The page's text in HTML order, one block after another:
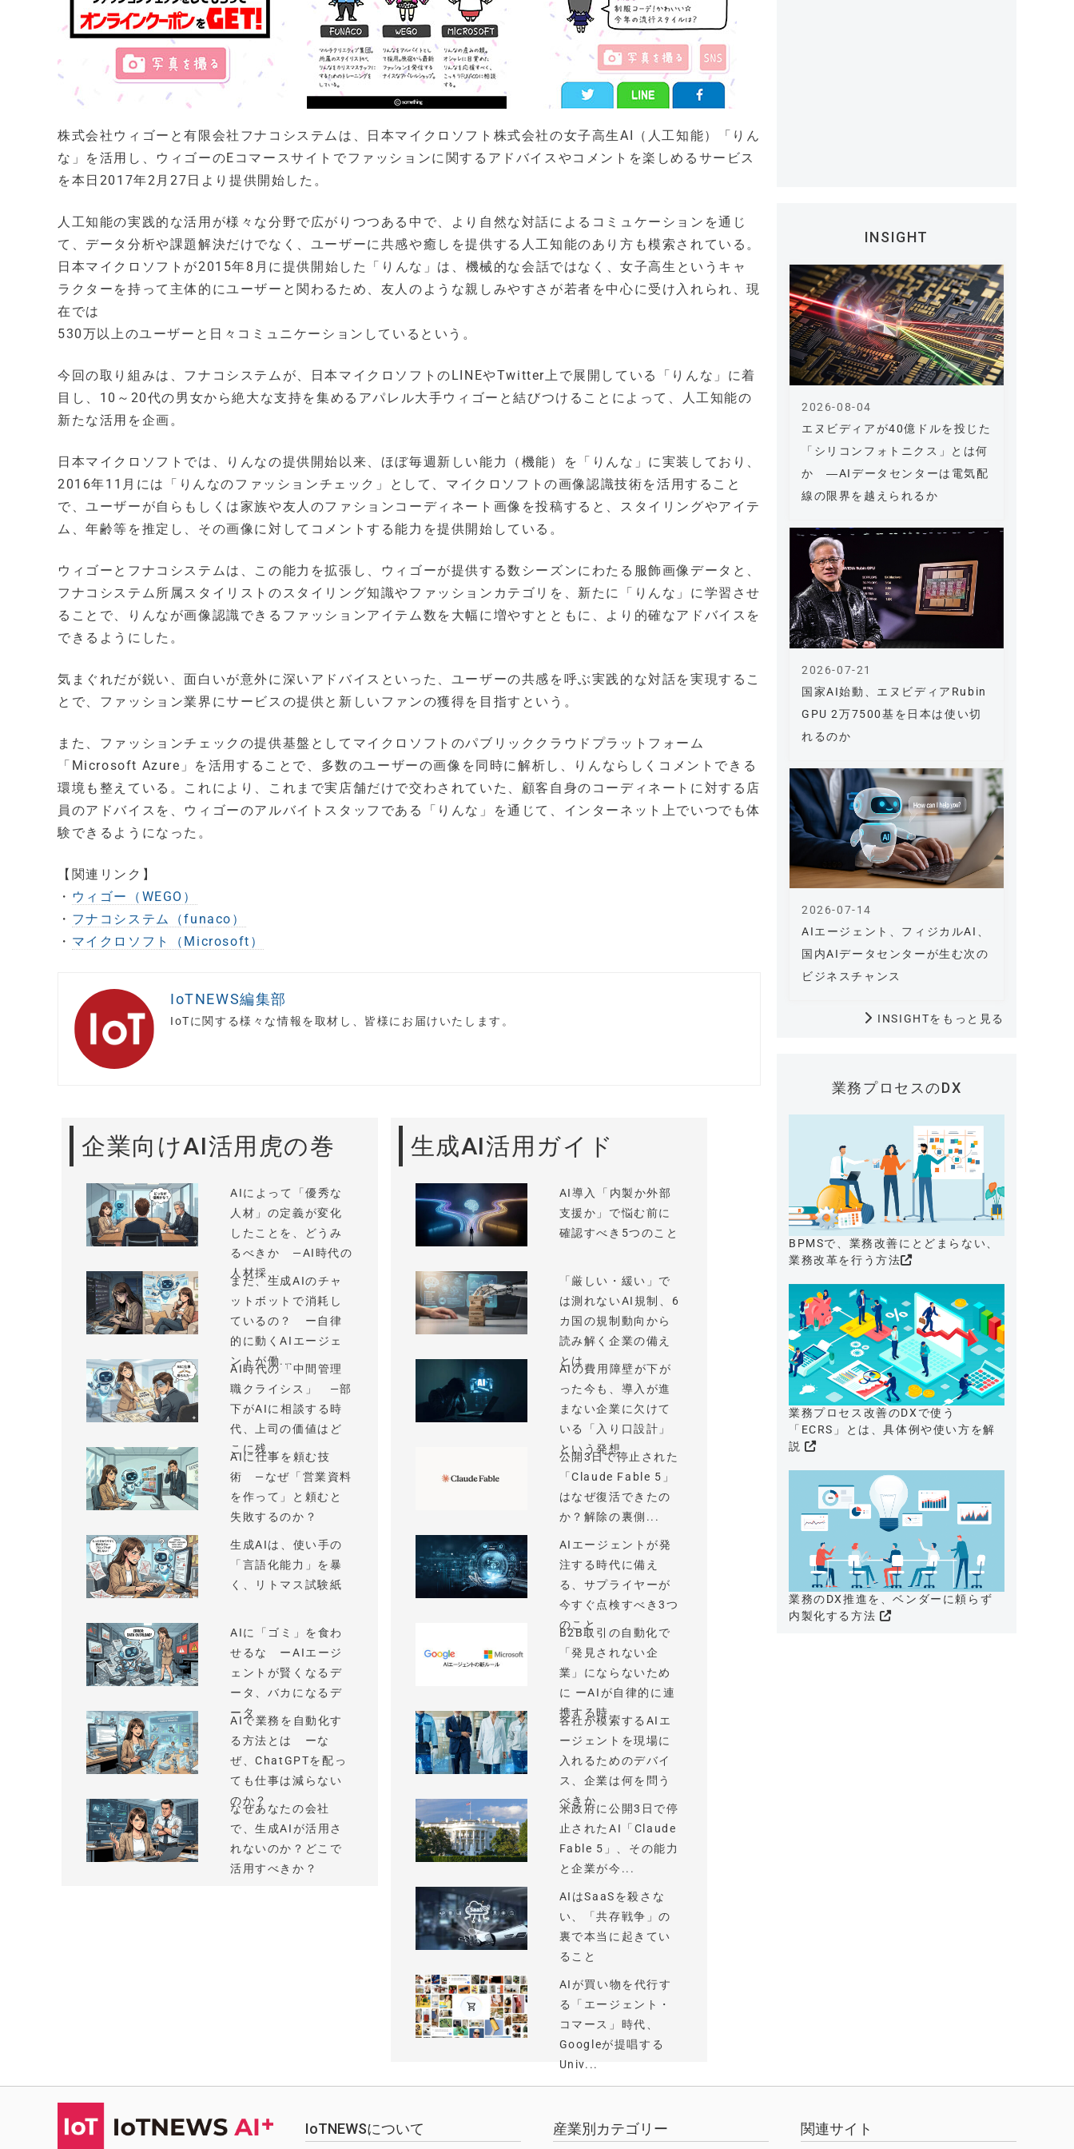
株式会社ウィゴーと有限会社フナコシステムは、日本マイクロソフト株式会社の女子高生AI（人工知能）「りん
な」を活用し、ウィゴーのEコマースサイトでファッションに関するアドバイスやコメントを楽しめるサービス
を本日2017年2月27日より提供開始した。
人工知能の実践的な活用が様々な分野で広がりつつある中で、より自然な対話によるコミュケーションを通じ
て、データ分析や課題解決だけでなく、ユーザーに共感や癒しを提供する人工知能のあり方も模索されている。
日本マイクロソフトが2015年8月に提供開始した「りんな」は、機械的な会話ではなく、女子高生というキャ
ラクターを持って主体的にユーザーと関わるため、友人のような親しみやすさが若者を中心に受け入れられ、現
在では
530万以上のユーザーと日々コミュニケーションしているという。
今回の取り組みは、フナコシステムが、日本マイクロソフトのLINEやTwitter上で展開している「りんな」に着
目し、10～20代の男女から絶大な支持を集めるアパレル大手ウィゴーと結びつけることによって、人工知能の
新たな活用を企画。
日本マイクロソフトでは、りんなの提供開始以来、ほぼ毎週新しい能力（機能）を「りんな」に実装しており、
2016年11月には「りんなのファッションチェック」として、マイクロソフトの画像認識技術を活用すること
で、ユーザーが自らもしくは家族や友人のファションコーディネート画像を投稿すると、スタイリングやアイテ
ム、年齢等を推定し、その画像に対してコメントする能力を提供開始している。
ウィゴーとフナコシステムは、この能力を拡張し、ウィゴーが提供する数シーズンにわたる服飾画像データと、
フナコシステム所属スタイリストのスタイリング知識やファッションカテゴリを、新たに「りんな」に学習させ
ることで、りんなが画像認識できるファッションアイテム数を大幅に増やすとともに、より的確なアドバイスを
できるようにした。
気まぐれだが鋭い、面白いが意外に深いアドバイスといった、ユーザーの共感を呼ぶ実践的な対話を実現するこ
とで、ファッション業界にサービスの提供と新しいファンの獲得を目指すという。
また、ファッションチェックの提供基盤としてマイクロソフトのパブリッククラウドプラットフォーム
「Microsoft Azure」を活用することで、多数のユーザーの画像を同時に解析し、りんならしくコメントできる
環境も整えている。これにより、これまで実店舗だけで交わされていた、顧客自身のコーディネートに対する店
員のアドバイスを、ウィゴーのアルバイトスタッフである「りんな」を通じて、インターネット上でいつでも体
験できるようになった。
【関連リンク】
・ ウィゴー（WEGO）
・ フナコシステム（funaco）
・ マイクロソフト（Microsoft）
IoTNEWS編集部
IoTに関する様々な情報を取材し、皆様にお届けいたします。
企業向けAI活用虎の巻
AIによって「優秀な
人材」の定義が変化
したことを、どうみ
るべきか —AI時代の
人材採...
まだ、生成AIのチャ
ットボットで消耗し
ているの？ ー自律
的に動くAIエージェ
ントが働...
AI時代の「中間管理
職クライシス」 —部
下がAIに相談する時
代、上司の価値はど
こに残...
AIに仕事を頼む技
術 —なぜ「営業資料
を作って」と頼むと
失敗するのか？
生成AIは、使い手の
「言語化能力」を暴
く、リトマス試験紙
AIに「ゴミ」を食わ
せるな ーAIエージ
ェントが賢くなるデ
ータ、バカになるデ
ータ
AIで業務を自動化す
る方法とは ーな
ぜ、ChatGPTを配っ
ても仕事は減らない
のか？
なぜあなたの会社
で、生成AIが活用さ
れないのか？どこで
活用すべきか？
生成AI活用ガイド
AI導入「内製か外部
支援か」で悩む前に
確認すべき5つのこと
「厳しい・緩い」で
は測れないAI規制、6
カ国の規制動向から
読み解く企業の備え
とは
AIの費用障壁が下が
った今も、導入が進
まない企業に欠けて
いる「入り口設計」
という発想
公開3日で停止された
「Claude Fable 5」
はなぜ復活できたの
か？解除の裏側...
AIエージェントが発
注する時代に備え
る、サプライヤーが
今すぐ点検すべき3つ
のこと
B2B取引の自動化で
「発見されない企
業」にならないため
に ーAIが自律的に連
携する時...
各社が模索するAIエ
ージェントを現場に
入れるためのデバイ
ス、企業は何を問う
べきか
米政府に公開3日で停
止されたAI「Claude
Fable 5」、その能力
と企業が今...
AIはSaaSを殺さな
い、「共存戦争」の
裏で本当に起きてい
ること
AIが買い物を代行す
る「エージェント・
コマース」時代、
Googleが提唱する
Univ...
INSIGHT
エヌビディアが40億ドルを投じた
「シリコンフォトニクス」とは何
か ―AIデータセンターは電気配
線の限界を越えられるか
2026-08-04
国家AI始動、エヌビディアRubin
GPU 2万7500基を日本は使い切
れるのか
2026-07-21
AIエージェント、フィジカルAI、
国内AIデータセンターが生む次の
ビジネスチャンス
2026-07-14
INSIGHTをもっと見る
業務プロセスのDX
BPMSで、業務改善にとどまらない、
業務改革を行う方法
業務プロセス改善のDXで使う
「ECRS」とは、具体例や使い方を解
説
業務のDX推進を、ベンダーに頼らず
内製化する方法
IoTNEWSについて 産業別カテゴリー 関連サイト